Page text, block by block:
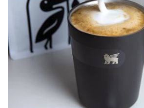
ライト
焚き火
クッカー